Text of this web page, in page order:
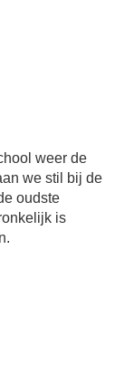
weer de
we stil bij de
oudste
is